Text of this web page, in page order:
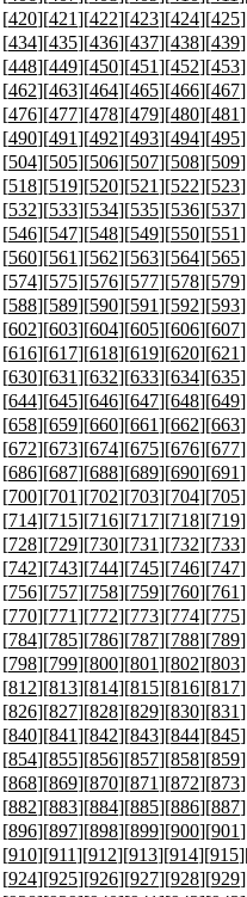
[420][421][422][423][424][425
[434][435][436][437][438][439
[448][449][450][451][452][453
[462][463][464][465][466][467
[476][477][478][479][480][481
[490][491][492][493][494][495
[504][505][506][507][508][509
[518][519][520][521][522][523
[532][533][534][535][536][537
[546][547][548][549][550][551
[560][561][562][563][564][565
[574][575][576][577][578][579
[588][589][590][591][592][593
[602][603][604][605][606][607
[616][617][618][619][620][621
[630][631][632][633][634][635
[644][645][646][647][648][649
[658][659][660][661][662][663
[672][673][674][675][676][677
[686][687][688][689][690][691
[700][701][702][703][704][705
[714][715][716][717][718][719
[728][729][730][731][732][733
[742][743][744][745][746][747
[756][757][758][759][760][761
[770][771][772][773][774][775
[784][785][786][787][788][789
[798][799][800][801][802][803
[812][813][814][815][816][817
[826][827][828][829][830][831
[840][841][842][843][844][845
[854][855][856][857][858][859
[868][869][870][871][872][873
[882][883][884][885][886][887
[896][897][898][899][900][901
[910][911][912][913][914][915
[924][925][926][927][928][929